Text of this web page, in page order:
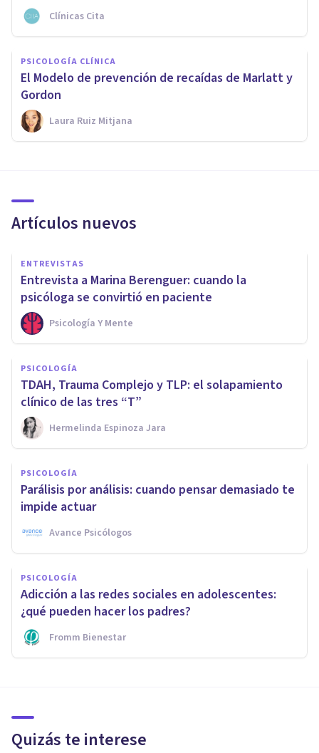
Clínicas Cita
PSICOLOGÍA CLÍNICA
El Modelo de prevención de recaídas de Marlatt y
Gordon
Laura Ruiz Mitjana
Artículos nuevos
ENTREVISTAS
Entrevista a Marina Berenguer: cuando la
psicóloga se convirtió en paciente
Psicología Y Mente
PSICOLOGÍA
TDAH, Trauma Complejo y TLP: el solapamiento
clínico de las tres “T”
Hermelinda Espinoza Jara
PSICOLOGÍA
Parálisis por análisis: cuando pensar demasiado te
impide actuar
Avance Psicólogos
PSICOLOGÍA
Adicción a las redes sociales en adolescentes:
¿qué pueden hacer los padres?
Fromm Bienestar
Quizás te interese